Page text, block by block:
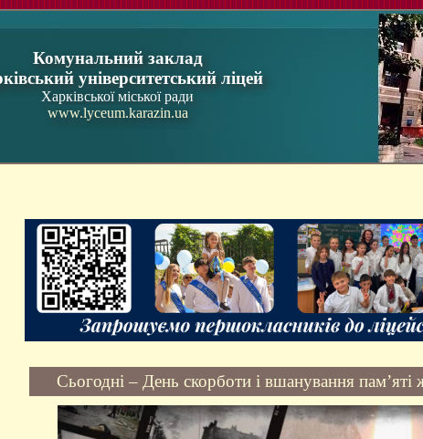
Комунальний заклад
університетський ліцей
Харківської міської ради
www.lyceum.karazin.ua
Сьогодні – День скорботи і вшанування пам’яті